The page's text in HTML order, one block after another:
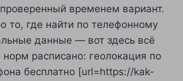
временем вариант.
то, где найти по телефонному
данные — вот здесь всё
расписано: геолокация по
бесплатно [url=https://kak-